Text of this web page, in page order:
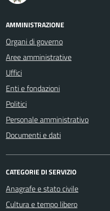
AMMINISTRAZIONE
Organi di governo
Aree amministrative
Uffici
Enti e fondazioni
Politici
Personale amministrativo
Documenti e dati
CATEGORIE DI SERVIZIO
Anagrafe e stato civile
Cultura e tempo libero